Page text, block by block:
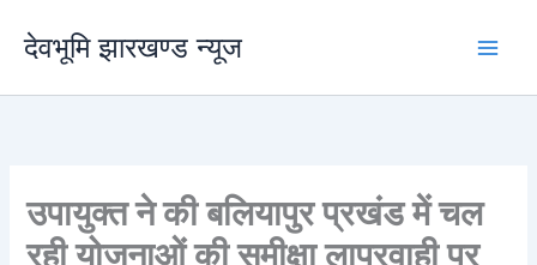
content
देवभूमि झारखण्ड न्यूज
उपायुक्त ने की बलियापुर प्रखंड में चल
रही योजनाओं की समीक्षा लापरवाही पर